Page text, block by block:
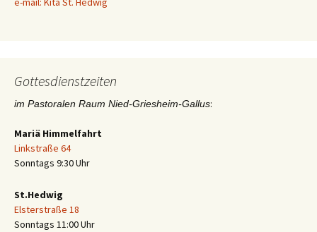
Gottesdienstzeiten
im Pastoralen Raum Nied-Griesheim-Gallus:
Mariä Himmelfahrt
Linkstraße 64
Sonntags 9:30 Uhr
St.Hedwig
Elsterstraße 18
Sonntags 11:00 Uhr